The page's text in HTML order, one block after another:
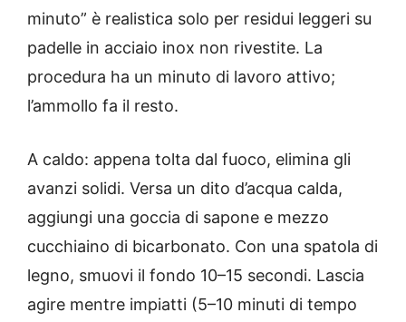
minuto” è realistica solo per residui leggeri su
padelle in acciaio inox non rivestite. La
procedura ha un minuto di lavoro attivo;
l’ammollo fa il resto.
A caldo: appena tolta dal fuoco, elimina gli
avanzi solidi. Versa un dito d’acqua calda,
aggiungi una goccia di sapone e mezzo
cucchiaino di bicarbonato. Con una spatola di
legno, smuovi il fondo 10–15 secondi. Lascia
agire mentre impiatti (5–10 minuti di tempo